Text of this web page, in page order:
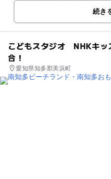
続き
こどもスタジオ NHKキッ
合！
愛知県知多郡美浜町